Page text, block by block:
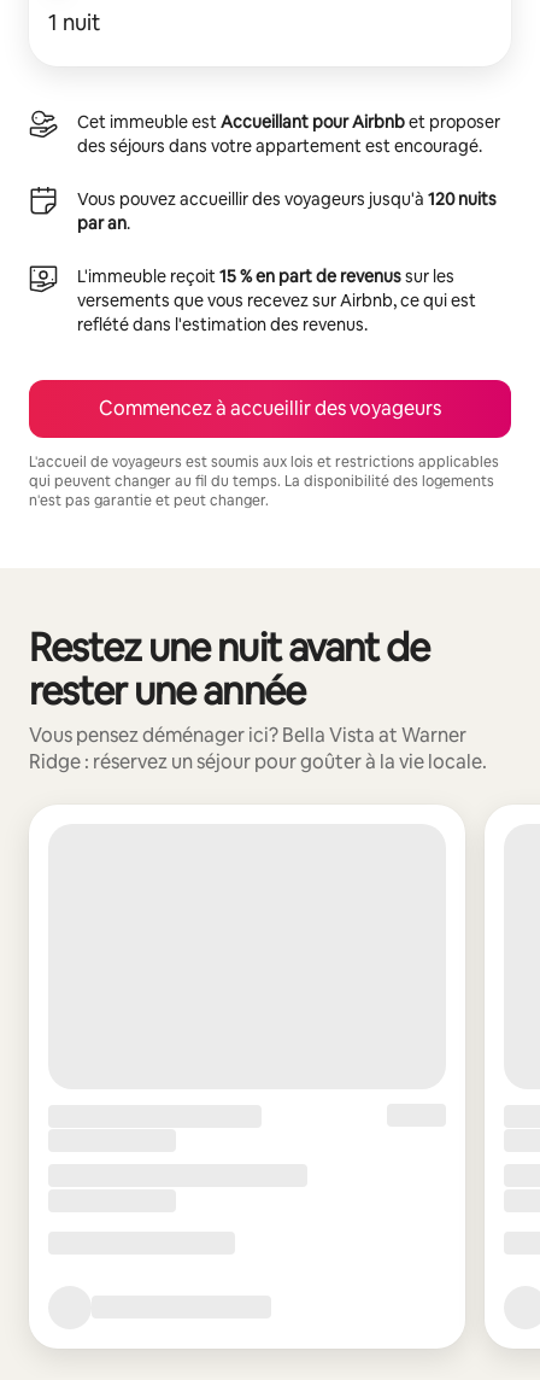
1 nuit
Cet immeuble estAccueillant pour Airbnbet proposer
des séjours dans votre appartement est encouragé.
Vous pouvez accueillir des voyageurs jusqu'à 120 nuits
par an.
L'immeuble reçoit15 % en part de revenussur les
versements que vous recevez sur Airbnb, ce qui est
reflété dans l'estimation des revenus.
Commencez à accueillir des voyageurs
L'accueil de voyageurs est soumis aux lois et restrictions applicables
qui peuvent changer au fil du temps. La disponibilité des logements
n'est pas garantie et peut changer.
Restez une nuit avant de
rester une année
Vous pensez déménager ici? Bella Vista at Warner
Ridge : réservez un séjour pour goûter à la vie locale.
0 article sur 0 est affiché.